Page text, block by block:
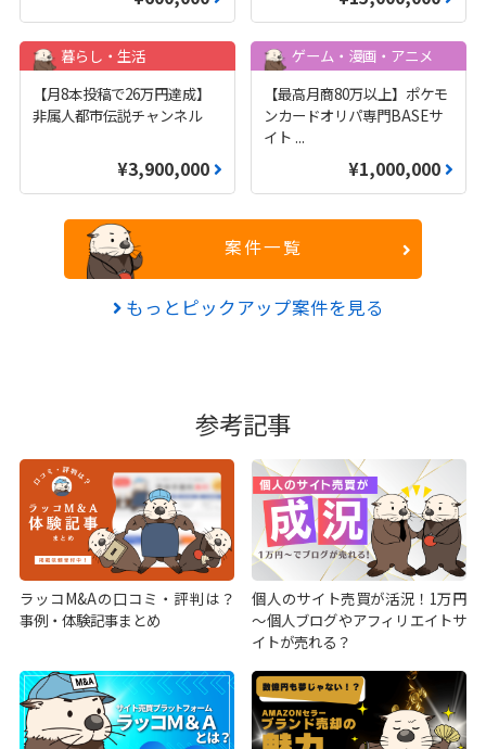
暮らし・生活
【月8本投稿で26万円達成】
非属人都市伝説チャンネル
¥3,900,000
ゲーム・漫画・アニメ
【最高月商80万以上】ポケモ
ンカードオリパ専門BASEサ
イト ...
¥1,000,000
案件一覧
もっとピックアップ案件を見る
参考記事
ラッコM&Aの口コミ・評判は？
事例・体験記事まとめ
個人のサイト売買が活況！1万円
～個人ブログやアフィリエイトサ
イトが売れる？